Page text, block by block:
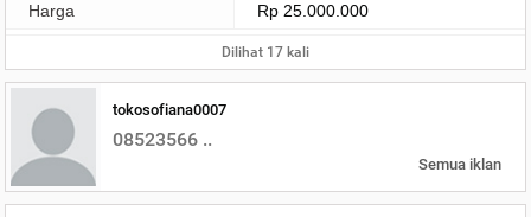
Harga
Rp 25.000.000
Dilihat 17 kali
tokosofiana0007
08523566 ..
Semua iklan